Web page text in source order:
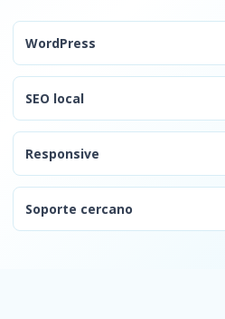
WordPress
SEO local
Responsive
Soporte cercano